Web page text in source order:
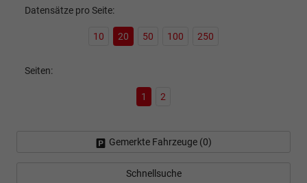
Datensätze pro Seite:
10 20 50 100 250
Seiten:
1 2
Gemerkte Fahrzeuge (0)
Schnellsuche